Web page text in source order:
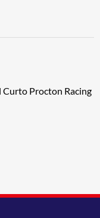
Curto Procton Racing